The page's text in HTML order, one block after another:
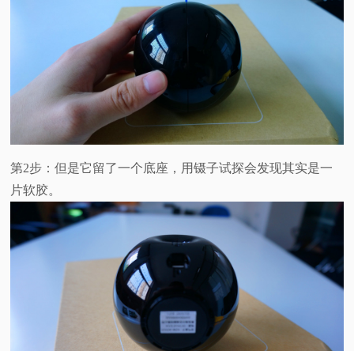
第2步：但是它留了一个底座，用镊子试探会发现其实是一
片软胶。